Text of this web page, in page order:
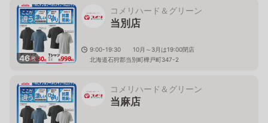
46枚
コメリハード＆グリーン
当別店
9:00-19:30 10月～3月は19:00閉店
北海道石狩郡当別町樺戸町347-2
コメリハード＆グリーン
当麻店